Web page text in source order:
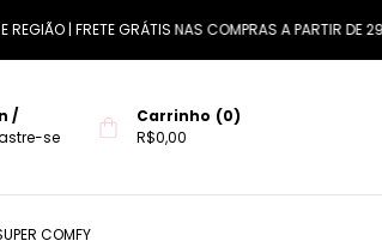
| FRETE GRÁTIS NAS COMPRAS A PARTIR DE 299
/
se
Carrinho (0)
R$0,00
COMFY